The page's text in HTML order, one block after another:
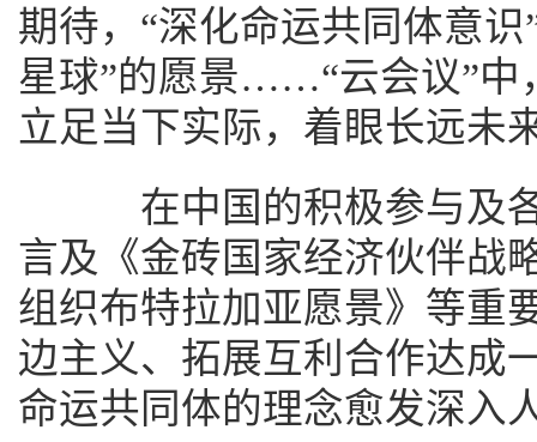
期待，“深化命运共同体意
星球”的愿景……“云会议”中
立足当下实际，着眼长远未
在中国的积极参与及各
言及《金砖国家经济伙伴战
组织布特拉加亚愿景》等重
边主义、拓展互利合作达成
命运共同体的理念愈发深入